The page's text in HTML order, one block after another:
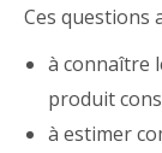
Ces questions
à connaître
produit
à estimer